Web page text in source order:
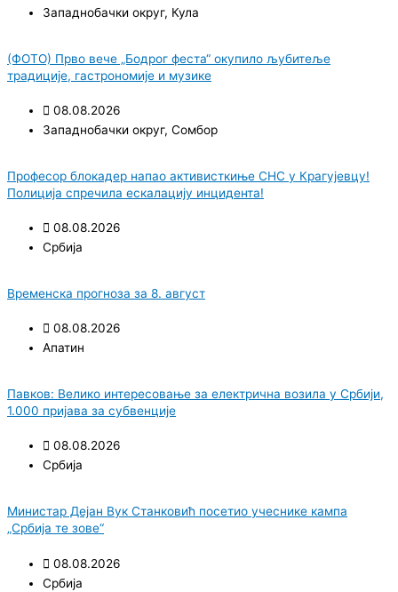
Западнобачки округ, Кула
(ФОТО) Прво вече „Бодрог феста“ окупило љубитеље
традиције, гастрономије и музике
08.08.2026
Западнобачки округ, Сомбор
Професор блокадер напао активисткиње СНС у Крагујевцу!
Полиција спречила ескалацију инцидента!
08.08.2026
Србија
Временска прогноза за 8. август
08.08.2026
Апатин
Павков: Велико интересовање за електрична возила у Србији,
1.000 пријава за субвенције
08.08.2026
Србија
Министар Дејан Вук Станковић посетио учеснике кампа
„Србија те зове“
08.08.2026
Србија